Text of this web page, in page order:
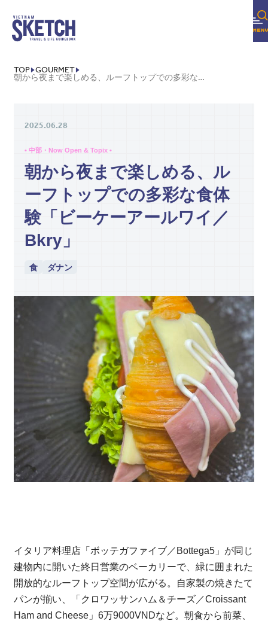
TOP GOURMET
朝から夜まで楽しめる、ルーフトップでの多彩な食体験「ビーケーアールワイ／BKRY」
2025.06.28
• 中部・Now Open & Topix •
朝から夜まで楽しめる、ル
ーフトップでの多彩な食体
験「ビーケーアールワイ／
Bkry」
食 ダナン
イタリア料理店「ボッテガファイブ／Bottega5」が同じ
建物内に開いた終日営業のベーカリーで、緑に囲まれた
開放的なルーフトップ空間が広がる。自家製の焼きたて
パンが揃い、「クロワッサンハム＆チーズ／Croissant
Ham and Cheese」6万9000VNDなど。朝食から前菜、